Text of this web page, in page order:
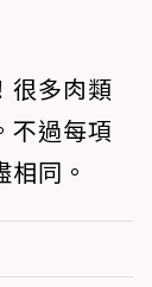
很多肉類
不過每項
同。